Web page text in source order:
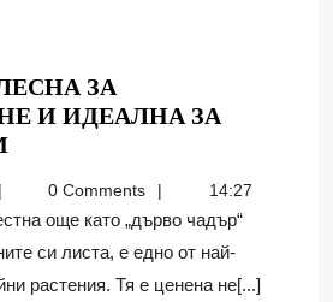
ЗА
И ИДЕАЛНА ЗА
ШЕФЛЕРА:
ОТГЛЕЖДАНЕ
И
ИДЕАЛНА
0 Comments 14:27
си листа, е едно от най-
растения. Тя е ценена не[...]